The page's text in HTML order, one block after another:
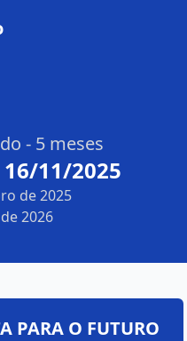
- 5 meses
11/2025
de 2025
2026
PARA O FUTURO